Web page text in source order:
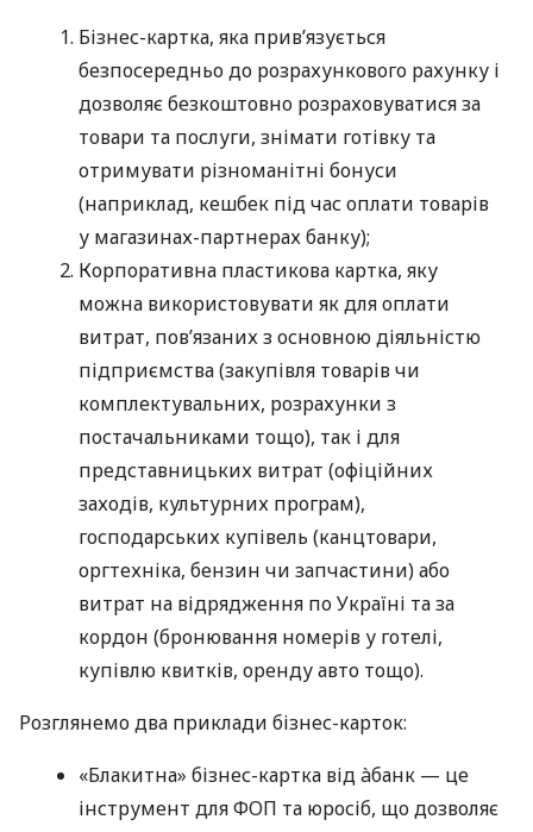
Бізнес-картка, яка прив’язується
безпосередньо до розрахункового рахунку і
дозволяє безкоштовно розраховуватися за
товари та послуги, знімати готівку та
отримувати різноманітні бонуси
(наприклад, кешбек під час оплати товарів
у магазинах-партнерах банку);
Корпоративна пластикова картка, яку
можна використовувати як для оплати
витрат, пов’язаних з основною діяльністю
підприємства (закупівля товарів чи
комплектувальних, розрахунки з
постачальниками тощо), так і для
представницьких витрат (офіційних
заходів, культурних програм),
господарських купівель (канцтовари,
оргтехніка, бензин чи запчастини) або
витрат на відрядження по Україні та за
кордон (бронювання номерів у готелі,
купівлю квитків, оренду авто тощо).
Розглянемо два приклади бізнес-карток:
«Блакитна» бізнес-картка від àбанк — це
інструмент для ФОП та юросіб, що дозволяє